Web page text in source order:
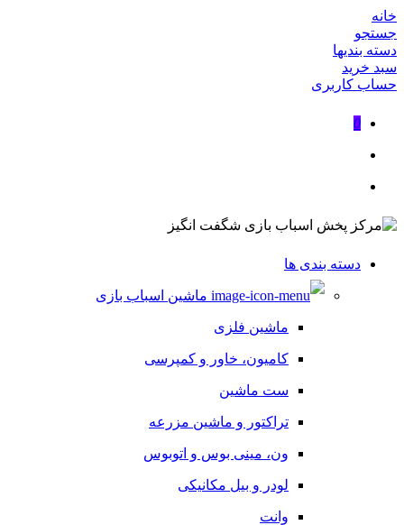
خانه
جستجو
دسته بندیها
سبد خرید
حساب کاربری
0
دسته بندی ها
ماشین اسباب بازی
ماشین فلزی
کامیون، خاور و کمپرسی
ست ماشین
تراکتور و ماشین مزرعه
ون، مینی بوس و اتوبوس
لودر و بیل مکانیکی
وانت